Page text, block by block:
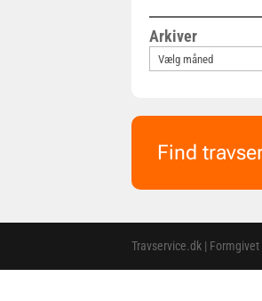
Arkiver
Find
Travservice.dk |